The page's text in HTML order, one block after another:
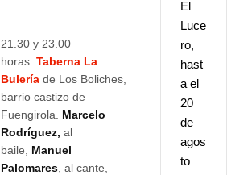
21.30 y 23.00
horas. Taberna La
Bulería de Los Boliches,
barrio castizo de
Fuengirola. Marcelo
Rodríguez,al
baile, Manuel
Palomares , al cante,
El
Luce
ro,
hast
a el
20
de
agos
to